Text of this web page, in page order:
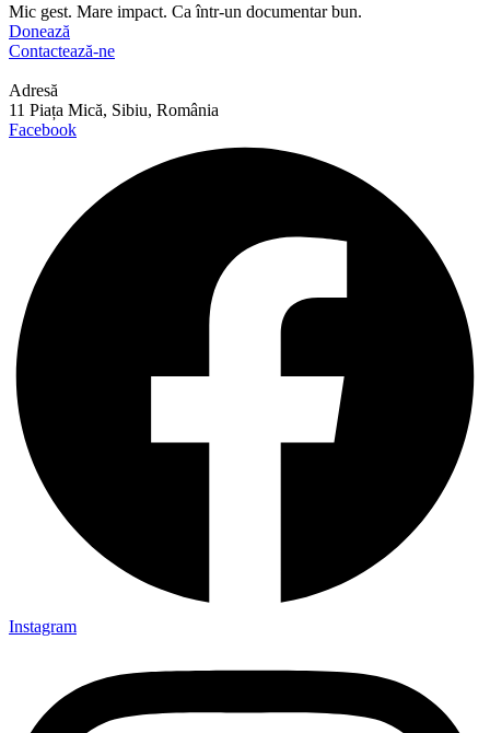
Mic gest. Mare impact. Ca într-un documentar bun.
Donează
Contactează-ne
Adresă
11 Piața Mică, Sibiu, România
Facebook
Instagram